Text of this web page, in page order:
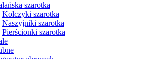
szarotka
Kolczyki szarotka
Naszyjniki szarotka
Pierścionki szarotka